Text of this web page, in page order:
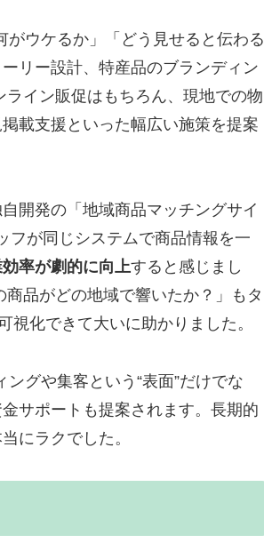
がウケるか」「どう見せると伝わる
リー設計、特産品のブランディン
イン販促はもちろん、現地での物
載支援といった幅広い施策を提案
開発の「地域商品マッチングサイ
フが同じシステムで商品情報を一
率が劇的に向上すると感じまし
品がどの地域で響いたか？」もタ
視化できて大いに助かりました。
ングや集客という“表面”だけでな
サポートも提案されます。長期的
にラクでした。